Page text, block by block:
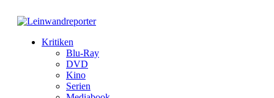
Kritiken
Blu-Ray
DVD
Kino
Serien